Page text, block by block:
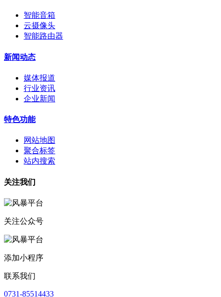
智能音箱
云摄像头
智能路由器
新闻动态
媒体报道
行业资讯
企业新闻
特色功能
网站地图
聚合标签
站内搜索
关注我们
关注公众号
添加小程序
联系我们
0731-85514433